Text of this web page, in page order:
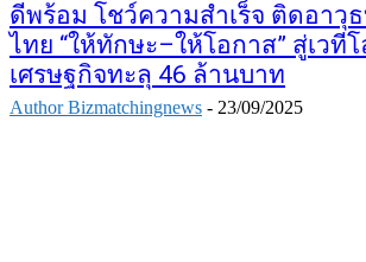
ดีพร้อม โชว์ความสำเร็จ ติดอาวุ
ไทย “ให้ทักษะ–ให้โอกาส” สู่เวที
เศรษฐกิจทะลุ 46 ล้านบาท
Author Bizmatchingnews - 23/09/2025